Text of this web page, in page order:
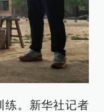
练。新华社记者